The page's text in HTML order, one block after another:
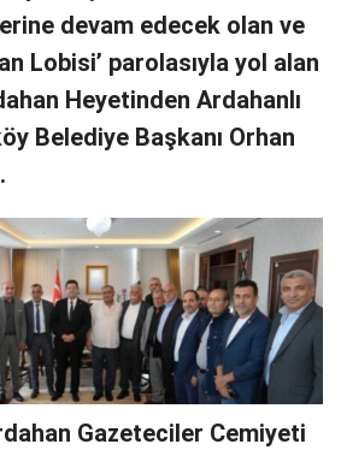
devam edecek olan ve
Lobisi’ parolasıyla yol alan
Heyetinden Ardahanlı
Belediye Başkanı Orhan
Gazeteciler Cemiyeti